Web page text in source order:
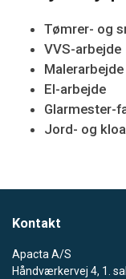
Tømrer- og
VVS-arbejde
Malerarbejde
El-arbejde
Glarmester-
Jord- og
Kontakt
Apacta A/S
Håndværkervej 4, 1. sal